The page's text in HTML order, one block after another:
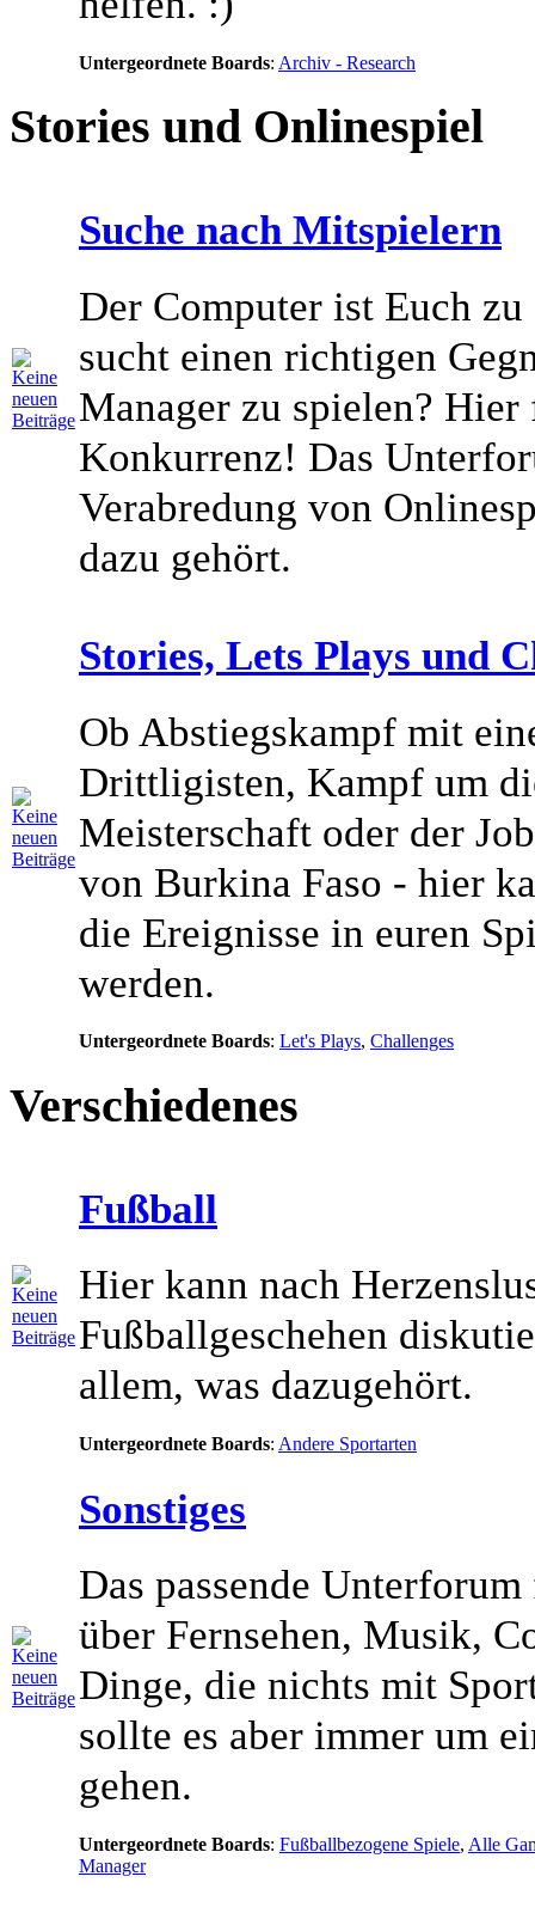
Untergeordnete Boards: Archiv - Research
Stories und Onlinespiel
Suche nach Mitspielern
Der Computer ist Euch
sucht einen richtigen
Manager zu spielen?
Konkurrenz! Das
Verabredung von
dazu gehört.
Stories, Lets Plays und
Ob Abstiegskampf mit
Drittligisten, Kampf um
Meisterschaft oder der
von Burkina Faso - hier
die Ereignisse in euren
werden.
Untergeordnete Boards: Let's Plays, Challenges
Verschiedenes
Fußball
Hier kann nach
Fußballgeschehen
allem, was dazugehört.
Untergeordnete Boards: Andere Sportarten
Sonstiges
Das passende
über Fernsehen, Musik,
Dinge, die nichts mit
sollte es aber immer um
gehen.
Untergeordnete Boards: Fußballbezogene Spiele, Alle
Manager